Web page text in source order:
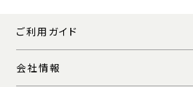
ご利用ガイド
会社情報